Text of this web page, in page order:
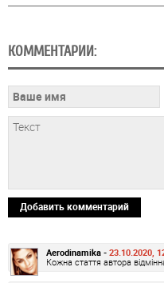
КОММЕНТАРИИ:
Добавить комментарий
Aerodinamika - 23.10.2020,
Кожна стаття автора